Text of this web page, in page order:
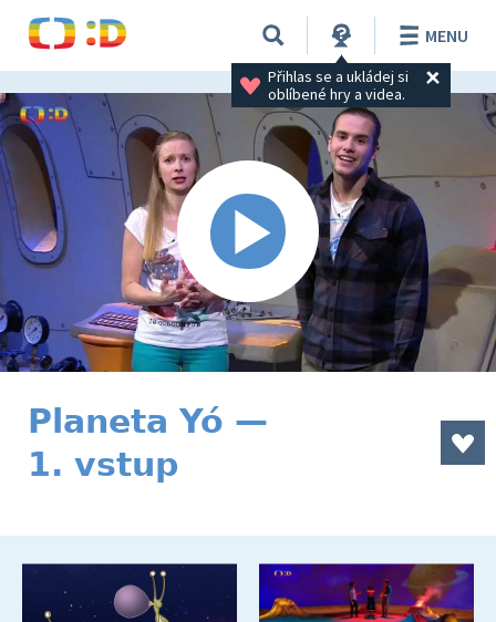
Přihlas se a ukládej si
oblíbené hry a videa.
MENU
Planeta Yó —
1. vstup